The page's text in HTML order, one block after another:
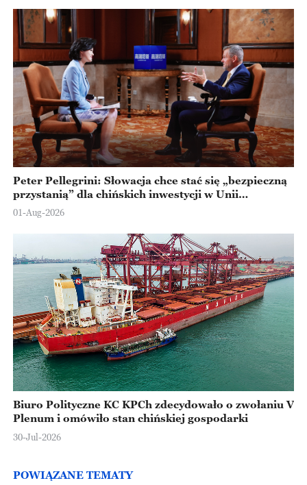
Peter Pellegrini: Słowacja chce stać się „bezpieczną
przystanią” dla chińskich inwestycji w Unii
Europejskiej
01-Aug-2026
Biuro Polityczne KC KPCh zdecydowało o zwołaniu V
Plenum i omówiło stan chińskiej gospodarki
30-Jul-2026
POWIĄZANE TEMATY